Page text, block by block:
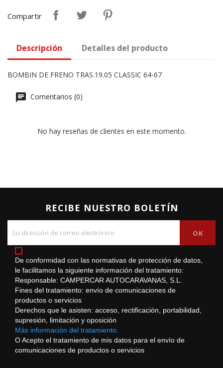
Compartir
Descripción Detalles del producto
BOMBIN DE FRENO TRAS.19.05 CLASSIC 64-67
Comentarios (0)
No hay reseñas de clientes en este momento.
RECIBE NUESTRO BOLETÍN
De conformidad con las normativas de protección de datos,
le facilitamos la siguiente información del tratamiento:
Responsable: CAMPERCAR AUTOCARAVANAS, S.L.
Fines del tratamiento: envío de comunicaciones de
productos o servicios
Derechos que le asisten: acceso, rectificación, portabilidad,
supresión, limitación y oposición
Más información del tratamiento.
O Acepto el tratamiento de mis datos para el envío de
comunicaciones de productos o servicios